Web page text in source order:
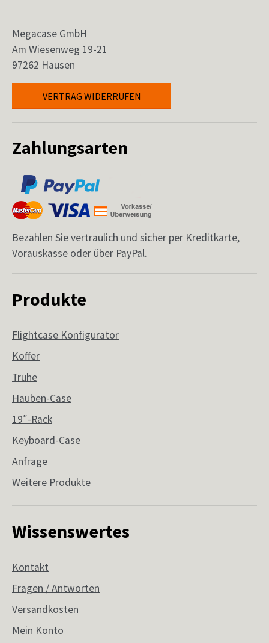
Zahlungsarten
Bezahlen Sie vertraulich und sicher per Kreditkarte,
Vorauskasse oder über PayPal.
Produkte
Flightcase Konfigurator
Koffer
Truhe
Hauben-Case
19″-Rack
Keyboard-Case
Anfrage
Weitere Produkte
Wissenswertes
Kontakt
Fragen / Antworten
Versandkosten
Mein Konto
Megacase GmbH
Am Wiesenweg 19-21
97262 Hausen
VERTRAG WIDERRUFEN